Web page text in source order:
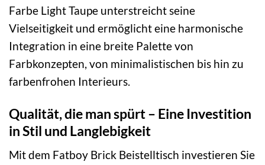
Farbe Light Taupe unterstreicht seine
Vielseitigkeit und ermöglicht eine harmonische
Integration in eine breite Palette von
Farbkonzepten, von minimalistischen bis hin zu
farbenfrohen Interieurs.
Qualität, die man spürt – Eine Investition
in Stil und Langlebigkeit
Mit dem Fatboy Brick Beistelltisch investieren Sie